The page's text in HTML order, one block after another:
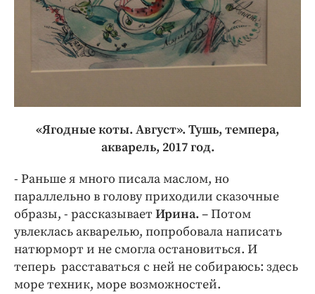
«Ягодные коты. Август». Тушь, темпера,
акварель, 2017 год.
- Раньше я много писала маслом, но
параллельно в голову приходили сказочные
образы, - рассказывает Ирина. – Потом
увлеклась акварелью, попробовала написать
натюрморт и не смогла остановиться. И
теперь расставаться с ней не собираюсь: здесь
море техник, море возможностей.